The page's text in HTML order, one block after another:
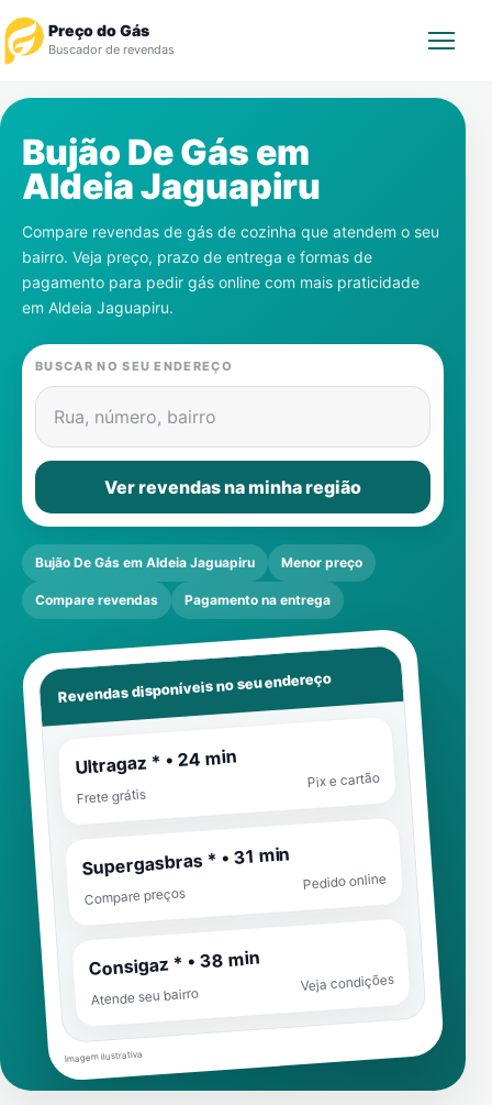
Preço do Gás
Buscador de revendas
Revendedor
Notícias
Cadastre-se
Gás
Contatos
Bujão De Gás em
Aldeia Jaguapiru
Compare revendas de gás de cozinha que atendem o seu
bairro. Veja preço, prazo de entrega e formas de
pagamento para pedir gás online com mais praticidade
em Aldeia Jaguapiru.
BUSCAR NO SEU ENDEREÇO
Rua, número, bairro
Ver revendas na minha região
Bujão De Gás em Aldeia Jaguapiru Menor preço
Compare revendas Pagamento na entrega
Revendas disponíveis no seu endereço
Ultragaz * • 24 min
Frete grátis
Pix e cartão
Supergasbras * • 31 min
Compare preços
Pedido online
Consigaz * • 38 min
Atende seu bairro
Veja condições
Imagem ilustrativa